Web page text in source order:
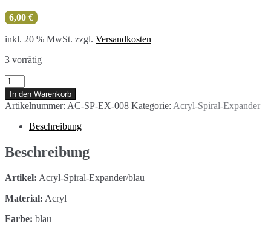
6,00 €
inkl. 20 % MwSt. zzgl. Versandkosten
3 vorrätig
Acryl-
Spiral-
Expander
blau
9mm
Menge
In den Warenkorb
Artikelnummer: AC-SP-EX-008 Kategorie: Acryl-Spiral-Expander
Beschreibung
Beschreibung
Artikel: Acryl-Spiral-Expander/blau
Material: Acryl
Farbe: blau